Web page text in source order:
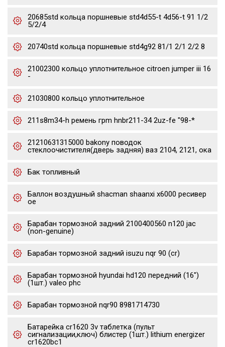
20685std кольца поршневые std4d55-t 4d56-t 91 1/2
5/2/4
20740std кольца поршневые std4g92 81/1 2/1 2/2 8
21002300 кольцо уплотнительное citroen jumper iii 16
-
21030800 кольцо уплотнительное
211s8m34-h ремень грm hnbr211-34 2uz-fe "98-*
21210631315000 bakony поводок
стеклоочистителя(дверь задняя) ваз 2104, 2121, ока
Бак топливный
Баллон воздушный shacman shaanxi x6000 ресивер
oe
Барабан тормозной задний 2100400560 n120 jac
(non-genuine)
Барабан тормозной задний isuzu nqr 90 (cr)
Барабан тормозной hyundai hd120 передний (16")
(1шт.) valeo phc
Барабан тормозной nqr90 8981714730
Батарейка cr1620 3v таблетка (пульт
сигнализации,ключ) блистер (1шт.) lithium energizer
cr1620bc1